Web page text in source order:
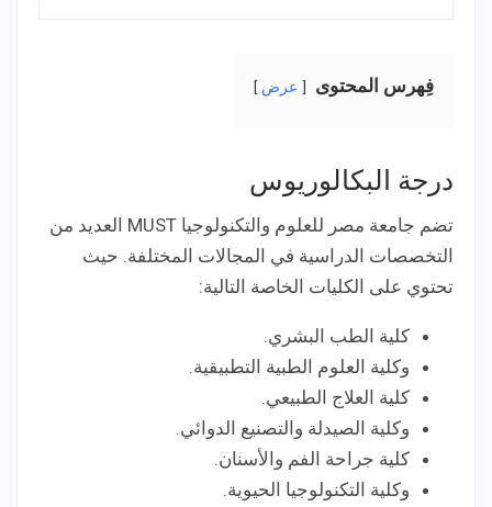
فِهرس المحتوى عرض
درجة البكالوريوس
تضم جامعة مصر للعلوم والتكنولوجيا MUST العديد من
التخصصات الدراسية في المجالات المختلفة. حيث
تحتوي على الكليات الخاصة التالية:
كلية الطب البشري.
وكلية العلوم الطبية التطبيقية.
كلية العلاج الطبيعي.
وكلية الصيدلة والتصنيع الدوائي.
كلية جراحة الفم والأسنان.
وكلية التكنولوجيا الحيوية.